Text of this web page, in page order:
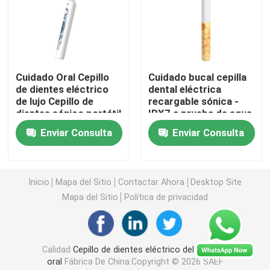
cepillo de dientes eléctrico recargable
Cepillo de dientes eléctrico de los niños
Sonic Electric Toothbrush
Cepillo de dientes eléctrico elegante
Cuidado Oral Cepillo
de dientes eléctrico
de lujo Cepillo de
dientes sónico portátil
Cepillo de dientes
eléctrico sónico con
temporizador
Enviar Consulta
Cuidado bucal cepilla
dental eléctrica
recargable sónica -
IPX7 a prueba de agua
para adultos y
adolescentes
Enviar Consulta
Inicio Mapa del Sitio Contactar Ahora
Desktop Site
Mapa del Sitio
Política de privacidad
Calidad Cepillo de dientes eléctrico del cuidado
oral
Fábrica De China.Copyright © 2026 SAEF